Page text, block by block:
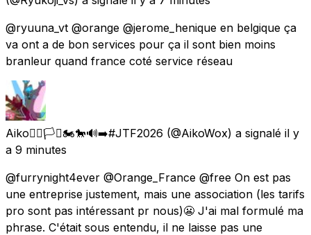
@ryuuna_vt @orange @jerome_henique en belgique ça
va ont a de bon services pour ça il sont bien moins
branleur quand france coté service réseau
Aiko🏳️‍🌈🏳️‍⚧️🏍️🐎🔊➡️#JTF2026 (@AikoWox) a signalé il y
a 9 minutes
@furrynight4ever @Orange_France @free On est pas
une entreprise justement, mais une association (les tarifs
pro sont pas intéressant pr nous)😬 J'ai mal formulé ma
phrase. C'était sous entendu, il ne laisse pas une